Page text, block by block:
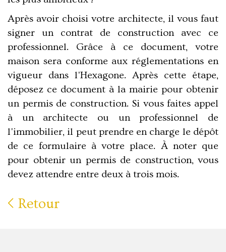
Après avoir choisi votre architecte, il vous faut
signer un contrat de construction avec ce
professionnel. Grâce à ce document, votre
maison sera conforme aux réglementations en
vigueur dans l'Hexagone. Après cette étape,
déposez ce document à la mairie pour obtenir
un permis de construction. Si vous faites appel
à un architecte ou un professionnel de
l'immobilier, il peut prendre en charge le dépôt
de ce formulaire à votre place. À noter que
pour obtenir un permis de construction, vous
devez attendre entre deux à trois mois.
Retour